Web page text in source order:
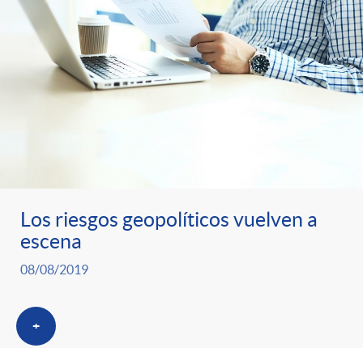
Los riesgos geopolíticos vuelven a
escena
08/08/2019
+